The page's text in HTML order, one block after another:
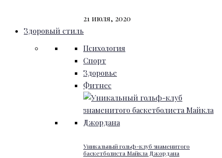
21 июля, 2020
Здоровый стиль
Психология
Спорт
Здоровье
Фитнес
Уникальный гольф-клуб знаменитого
баскетболиста Майкла Джордана